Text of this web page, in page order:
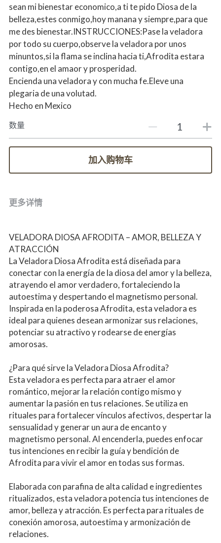
sean mi bienestar economico,a ti te pido Diosa de la
belleza,estes conmigo,hoy manana y siempre,para que
me des bienestar.INSTRUCCIONES:Pase la veladora
por todo su cuerpo,observe la veladora por unos
minuntos,si la flama se inclina hacia ti,Afrodita estara
contigo,en el amaor y prosperidad.
Encienda una veladora y con mucha fe.Eleve una
plegaria de una volutad.
Hecho en Mexico
数量
加入购物车
更多详情
VELADORA DIOSA AFRODITA – AMOR, BELLEZA Y
ATRACCIÓN
La Veladora Diosa Afrodita está diseñada para
conectar con la energía de la diosa del amor y la belleza,
atrayendo el amor verdadero, fortaleciendo la
autoestima y despertando el magnetismo personal.
Inspirada en la poderosa Afrodita, esta veladora es
ideal para quienes desean armonizar sus relaciones,
potenciar su atractivo y rodearse de energías
amorosas.
¿Para qué sirve la Veladora Diosa Afrodita?
Esta veladora es perfecta para atraer el amor
romántico, mejorar la relación contigo mismo y
aumentar la pasión en tus relaciones. Se utiliza en
rituales para fortalecer vínculos afectivos, despertar la
sensualidad y generar un aura de encanto y
magnetismo personal. Al encenderla, puedes enfocar
tus intenciones en recibir la guía y bendición de
Afrodita para vivir el amor en todas sus formas.
Elaborada con parafina de alta calidad e ingredientes
ritualizados, esta veladora potencia tus intenciones de
amor, belleza y atracción. Es perfecta para rituales de
conexión amorosa, autoestima y armonización de
relaciones.